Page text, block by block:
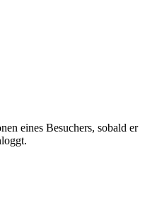
eines Besuchers, sobald er